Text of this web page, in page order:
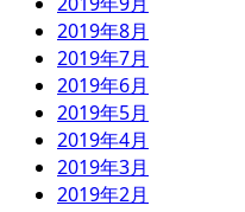
2019年8月
2019年7月
2019年6月
2019年5月
2019年4月
2019年3月
2019年2月